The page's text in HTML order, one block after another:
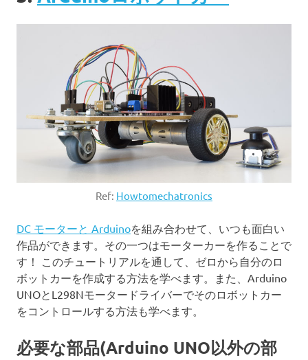
Ref: Howtomechatronics
DC モーターと Arduinoを組み合わせて、いつも面白い
作品ができます。その一つはモーターカーを作ることで
す！ このチュートリアルを通して、ゼロから自分のロ
ボットカーを作成する方法を学べます。また、Arduino
UNOとL298Nモータードライバーでそのロボットカー
をコントロールする方法も学べます。
必要な部品(Arduino UNO以外の部